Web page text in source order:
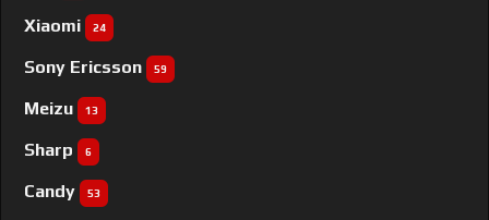
Xiaomi 24
Sony Ericsson 59
Meizu 13
Sharp 6
Candy 53